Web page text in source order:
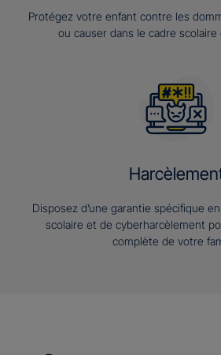
Protégez votre enfant contre les
ou causer dans le cadre scolaire
Disposez d’une garantie spécifique
scolaire et de cyberharcèlement
complète de votre